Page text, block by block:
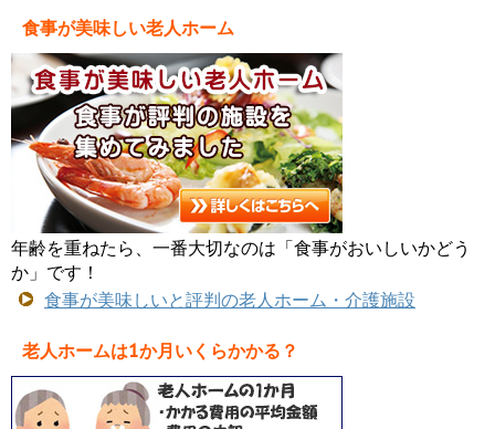
食事が美味しい老人ホーム
年齢を重ねたら、一番大切なのは「食事がおいしいかどう
か」です！
食事が美味しいと評判の老人ホーム・介護施設
老人ホームは1か月いくらかかる？